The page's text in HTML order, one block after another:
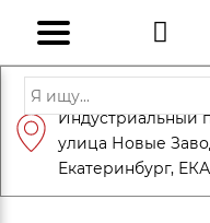
+7
Адрес: Санкт-
Индустриальный
улица Новые
Екатеринбург,